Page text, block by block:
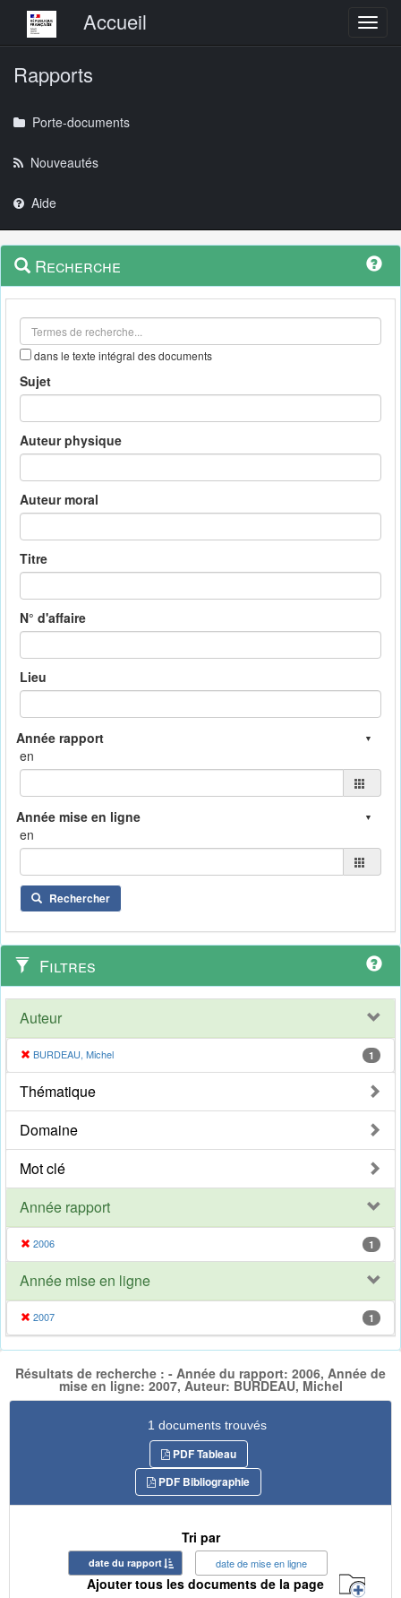
Menu principalAccueil
Rapports
Porte-documents
Nouveautés
Aide
Navigation
outils
Menu
contextuel
Recherche
dans le texte intégral des documents
Sujet
Auteur physique
Auteur moral
Titre
N° d'affaire
Lieu
en
en
Rechercher
Filtres
Auteur
BURDEAU, Michel 1
Thématique
Domaine
Mot clé
Année rapport
2006 1
Année mise en ligne
2007 1
Résultats de recherche : - Année du rapport: 2006, Année de
mise en ligne: 2007, Auteur: BURDEAU, Michel
1 documents trouvés
PDF Tableau
PDF Bibliographie
Tri par
date du rapport date de mise en ligne
Ajouter tous les documents de la page